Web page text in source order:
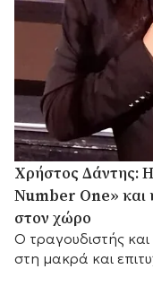
Χρήστος Δάντης:
Number One» και
στον χώρο
Ο τραγουδιστής
στη μακρά και